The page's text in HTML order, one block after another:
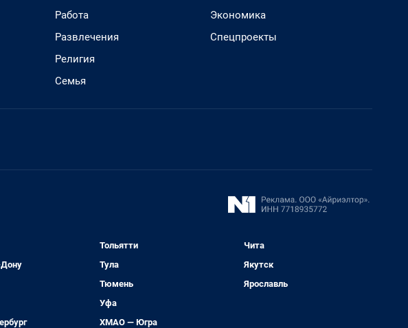
Работа
Развлечения
Религия
Семья
Экономика
Спецпроекты
Тольятти
Тула
Тюмень
Уфа
ХМАО — Югра
Чита
Якутск
Ярославль